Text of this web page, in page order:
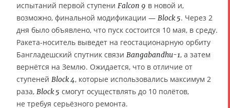
испытаний первой ступени Falcon 9 в новой и,
возможно, финальной модификации — Block 5. Через 2
дня было объявлено, что пуск состоится 10 мая, в среду.
Ракета-носитель выведет на геостационарную орбиту
Бангладешский спутник связи Bangabandhu-1, а затем
вернётся на Землю. Ожидается, что в отличие от
ступеней Block 4, которые использовались максимум 2
раза, Block 5 смогут осуществлять до 10 полётов,
не требуя серьёзного ремонта.